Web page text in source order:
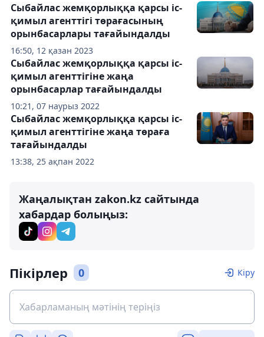
16:50, 12 қазан 2023
Сыбайлас жемқорлыққа қарсы іс-
қимыл агенттігі төрағасының
орынбасарлары тағайындалды
10:21, 07 наурыз 2022
Сыбайлас жемқорлыққа қарсы іс-
қимыл агенттігіне жаңа
орынбасарлар тағайындалды
13:38, 25 ақпан 2022
Сыбайлас жемқорлыққа қарсы іс-
қимыл агенттігіне жаңа төраға
тағайындалды
Жаңалықтан zakon.kz сайтында
хабардар болыңыз:
Пікірлер 0 Кіру